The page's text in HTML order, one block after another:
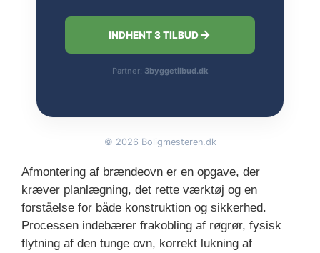
INDHENT 3 TILBUD
Partner: 3byggetilbud.dk
© 2026 Boligmesteren.dk
Afmontering af brændeovn er en opgave, der
kræver planlægning, det rette værktøj og en
forståelse for både konstruktion og sikkerhed.
Processen indebærer frakobling af røgrør, fysisk
flytning af den tunge ovn, korrekt lukning af